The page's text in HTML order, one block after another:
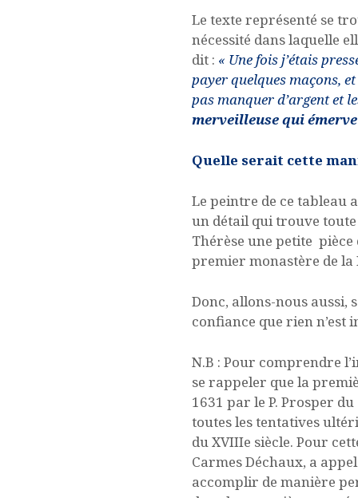
Le texte représenté se
nécessité dans laquelle
dit : « Une fois j’étais
payer quelques maçons,
pas manquer d’argent et
merveilleusequi
Quelle serait cette
Le peintre de ce tableau
un détail qui trouve toute
Thérèse une petite
premier monastère de la
Donc, allons-nous aussi,
confiance que rien n’est
N.B : Pour comprendre
se rappeler que la
1631 par le P. Prosper
toutes les tentatives
du XVIIIe siècle. Pour
Carmes Déchaux, a
accomplir de manière